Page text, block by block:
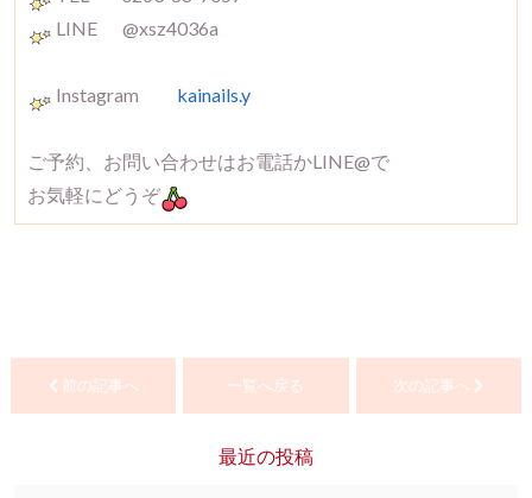
LINE @xsz4036a
Instagram kainails.y
ご予約、お問い合わせはお電話かLINE@で
お気軽にどうぞ
前の記事へ 一覧へ戻る 次の記事へ
最近の投稿